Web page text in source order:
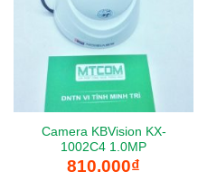
Camera KBVision KX-
1002C4 1.0MP
810.000₫